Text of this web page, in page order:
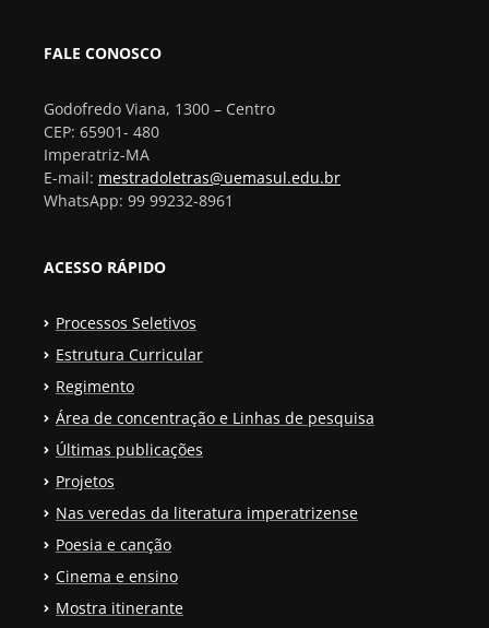
FALE CONOSCO
Godofredo Viana, 1300 – Centro
CEP: 65901- 480
Imperatriz-MA
E-mail: mestradoletras@uemasul.edu.br
WhatsApp: 99 99232-8961
ACESSO RÁPIDO
Processos Seletivos
Estrutura Curricular
Regimento
Área de concentração e Linhas de pesquisa
Últimas publicações
Projetos
Nas veredas da literatura imperatrizense
Poesia e canção
Cinema e ensino
Mostra itinerante